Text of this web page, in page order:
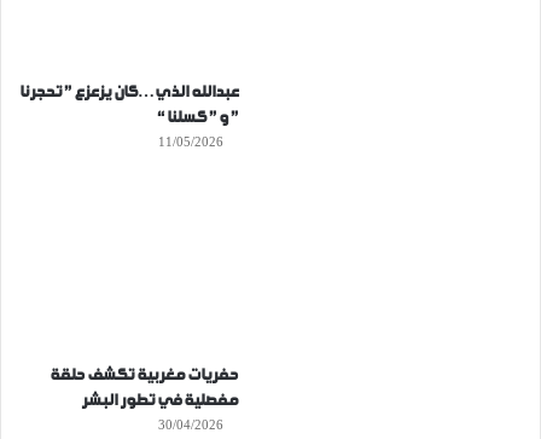
عبدالله الذي…كان يزعزع ” تحجرنا
” و ” كسلنا “
11/05/2026
حفريات مغربية تكشف حلقة
مفصلية في تطور البشر
30/04/2026